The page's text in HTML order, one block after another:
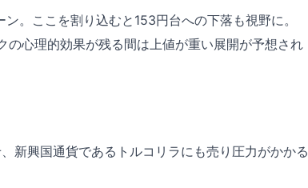
。ここを割り込むと153円台への下落も視野に。
の心理的効果が残る間は上値が重い展開が予想され
新興国通貨であるトルコリラにも売り圧力がかかる